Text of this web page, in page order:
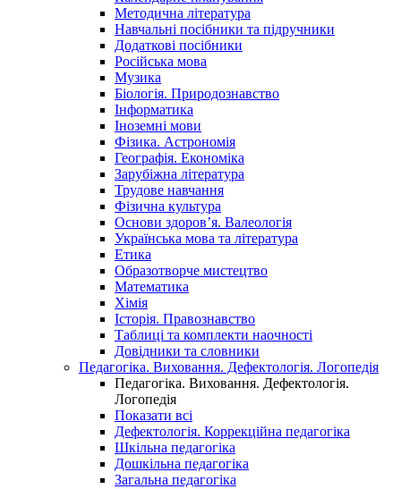
Методична література
Навчальні посібники та підручники
Додаткові посібники
Російська мова
Музика
Біологія. Природознавство
Інформатика
Іноземні мови
Фізика. Астрономія
Географія. Економіка
Зарубіжна література
Трудове навчання
Фізична культура
Основи здоров’я. Валеологія
Українська мова та література
Етика
Образотворче мистецтво
Математика
Хімія
Історія. Правознавство
Таблиці та комплекти наочності
Довідники та словники
Педагогіка. Виховання. Дефектологія. Логопедія
Педагогіка. Виховання. Дефектологія.
Логопедія
Показати всі
Дефектологія. Коррекційна педагогіка
Шкільна педагогіка
Дошкільна педагогіка
Загальна педагогіка